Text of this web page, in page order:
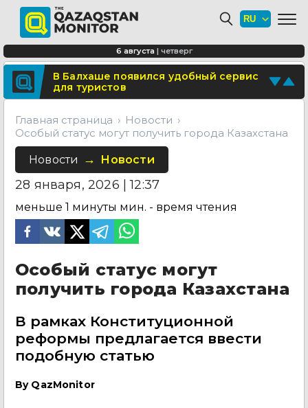
Поделитесь новостью
Отправьте свои новости и события
6 августа | четверг
Где в Алматы появятся новые школы
и детские сады
В Туркестане построят новый центр
медицинского туризма
В Балхаше появился удобный сервис
для туристов
Главная страница
Новости
Особый статус могут получить города Казахстана
Новости Новости
28 января, 2026 | 12:37
меньше 1 минуты мин. - время чтения
Особый статус могут
получить города Казахстана
В рамках Конституционной
реформы предлагается ввести
подобную статью
By QazMonitor